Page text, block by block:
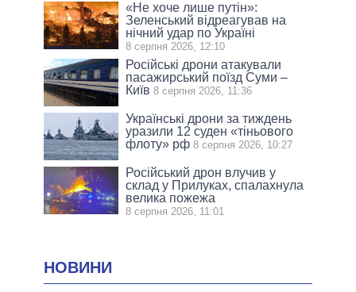
«Не хоче лише путін»:
Зеленський відреагував на
нічний удар по Україні
8 серпня 2026, 12:10
Російські дрони атакували
пасажирський поїзд Суми –
Київ 8 серпня 2026, 11:36
Українські дрони за тиждень
уразили 12 суден «тіньового
флоту» рф 8 серпня 2026, 10:27
Російський дрон влучив у
склад у Прилуках, спалахнула
велика пожежа
8 серпня 2026, 11:01
НОВИНИ